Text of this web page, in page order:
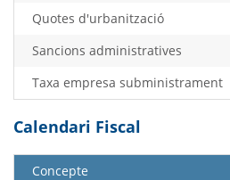
Quotes d'urbanització
Sancions administratives
Taxa empresa subministrament
Calendari Fiscal
Concepte